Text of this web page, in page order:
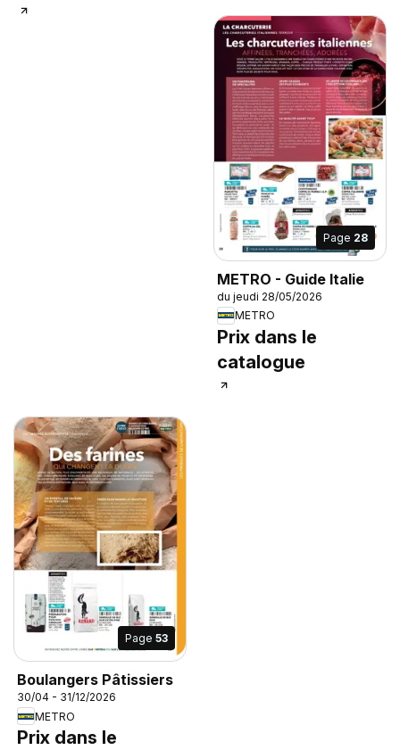
Page 28
METRO - Guide Italie
du jeudi 28/05/2026
METRO
Prix dans le
catalogue
Page 53
Boulangers Pâtissiers
30/04 - 31/12/2026
METRO
Prix dans le